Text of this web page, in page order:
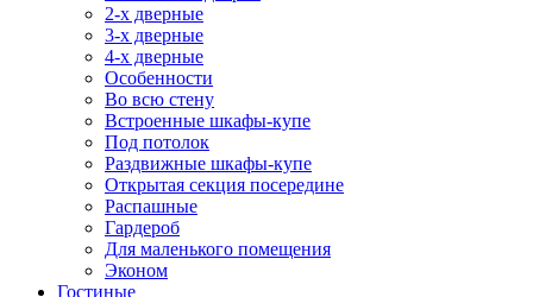
2-х дверные
3-х дверные
4-х дверные
Особенности
Во всю стену
Встроенные шкафы-купе
Под потолок
Раздвижные шкафы-купе
Открытая секция посередине
Распашные
Гардероб
Для маленького помещения
Эконом
Гостиные